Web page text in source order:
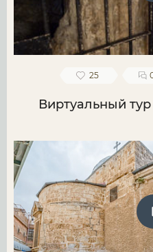
25
Виртуальный